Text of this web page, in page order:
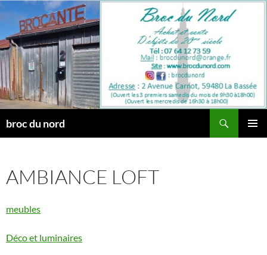
contenu
broc du nord
AMBIANCE LOFT
meubles
Déco et luminaires